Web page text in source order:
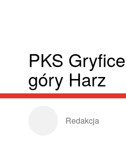
PKS
góry Harz
Redakcja